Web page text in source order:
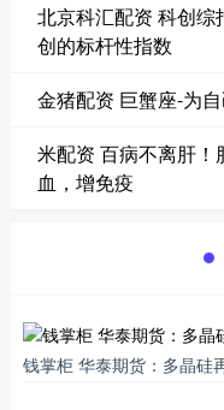
北京科汇配资 科创
创的标杆性指数
金猪配资 巨蟹座-为
米配资 百病不离肝
血，增免疫
钱掌柜 华泰期货：多晶硅